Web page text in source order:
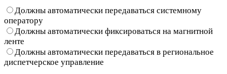
Должны автоматически передаваться системному
оператору
Должны автоматически фиксироваться на магнитной
ленте
Должны автоматически передаваться в региональное
диспетчерское управление